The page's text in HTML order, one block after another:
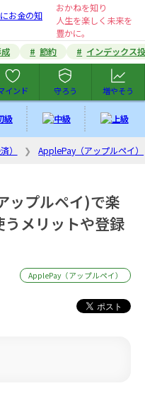
おかねを知り
人生を楽しく未来を
豊かに。
節約 インデックス
インド 守ろう 増やそう
） ApplePay（アップルペイ）
ップルペイ)で楽
メリットや登録
ApplePay（アップルペイ）